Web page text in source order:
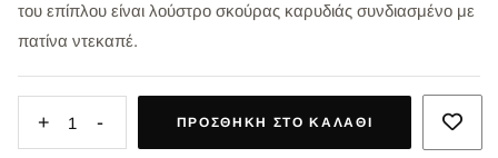
του επίπλου είναι λούστρο σκούρας καρυδιάς συνδιασμένο με
πατίνα ντεκαπέ.
+ 1 - ΠΡΟΣΘΉΚΗ ΣΤΟ ΚΑΛΆΘΙ